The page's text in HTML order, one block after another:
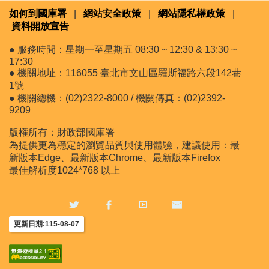
如何到國庫署 網站安全政策 網站隱私權政策
資料開放宣告
● 服務時間：星期一至星期五 08:30 ~ 12:30 & 13:30 ~
17:30
● 機關地址：116055 臺北市文山區羅斯福路六段142巷
1號
● 機關總機：(02)2322-8000 / 機關傳真：(02)2392-
9209
版權所有：財政部國庫署
為提供更為穩定的瀏覽品質與使用體驗，建議使用：最
新版本Edge、最新版本Chrome、最新版本Firefox
最佳解析度1024*768 以上
更新日期:115-08-07